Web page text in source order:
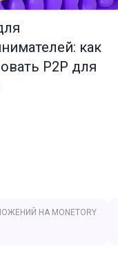
как
P2P для
НА MONETORY